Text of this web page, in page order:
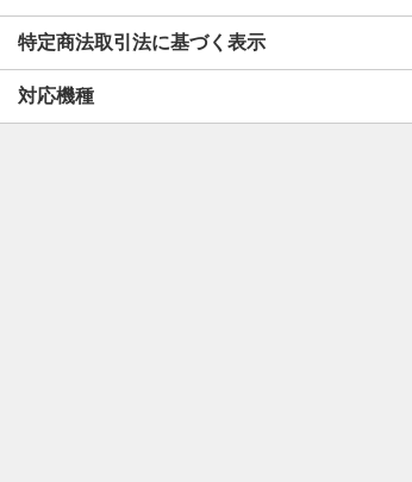
特定商法取引法に基づく表示
対応機種